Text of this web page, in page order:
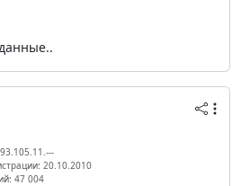
20.10.2010
47 004